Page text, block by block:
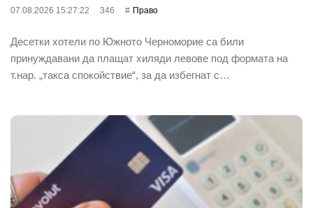
07.08.2026 15:27:22 346 Право
Десетки хотели по Южното Черноморие са били
принуждавани да плащат хиляди левове под формата на
т.нар. „такса спокойствие“, за да избегнат с…